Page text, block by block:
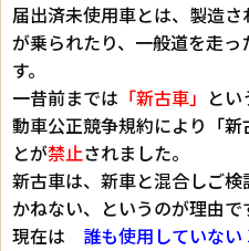
届出済未使用車とは、製造
が乗られたり、一般道を走
す。
一昔前までは 「新古車」 と
動車公正競争規約により 「
とが禁止されました。
新古車は、新車と混合しご
かねない、というのが理由で
現在は 誰も使用していな